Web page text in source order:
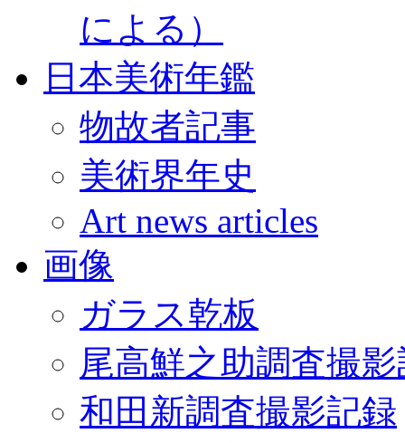
による）
日本美術年鑑
物故者記事
美術界年史
Art news articles
画像
ガラス乾板
尾高鮮之助調査撮
和田新調査撮影記録